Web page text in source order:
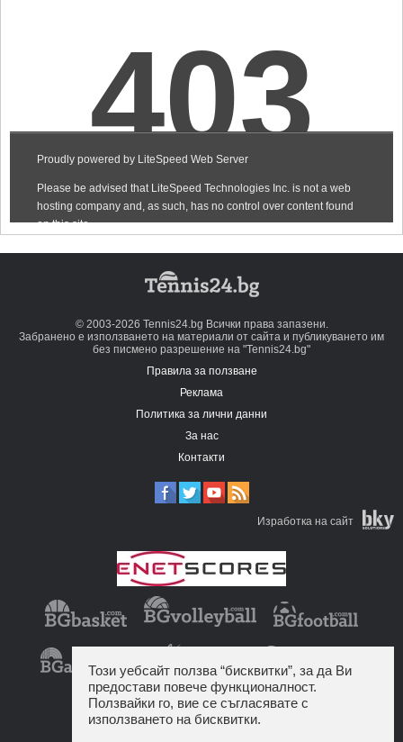
© 2003-2026 Tennis24.bg Всички права запазени.
Забранено е използването на материали от сайта и публикуването им
без писмено разрешение на "Tennis24.bg"
Правила за ползване
Реклама
Политика за лични данни
За нас
Контакти
Изработка на сайт
Този уебсайт ползва “бисквитки”, за да Ви
предостави повече функционалност.
Ползвайки го, вие се съгласявате с
използването на бисквитки.